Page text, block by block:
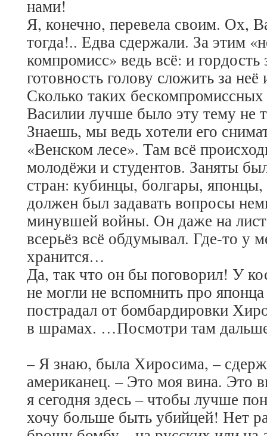
нами!
Я, конечно, перевела своим. Ох,
тогда!.. Едва сдержали. За этим
компромисс» ведь всё: и
готовность голову сложить за
Сколько таких
Василии лучше было эту тему не
Знаешь, мы ведь хотели его
«Венском лесе». Там всё
молодёжи и студентов. Заняты
стран: кубинцы, болгары,
должен был задавать вопросы
минувшей войны. Он даже на
всерьёз всё обдумывал. Где-то у
хранится…
Да, так что он бы поговорил! У
не могли не вспомнить про
пострадал от бомбардировки
в шрамах. …Посмотри там
– Я знаю, была Хиросима, –
американец. – Это моя вина. Это
я сегодня здесь – чтобы лучше
хочу больше быть убийцей! Нет